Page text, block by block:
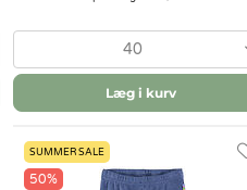
40
Læg i kurv
SUMMER SALE
50%